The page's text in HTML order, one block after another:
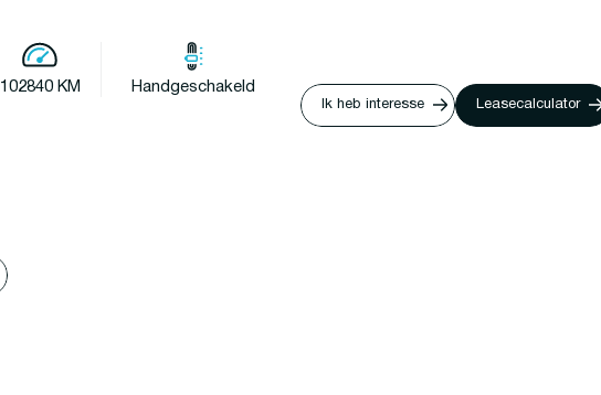
102840 KM Handgeschakeld
Ik heb interesse Leasecalculator